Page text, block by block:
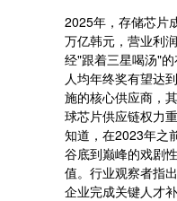
2025年，存储芯片
万亿韩元，营业利
经"跟着三星喝汤"
人均年终奖有望达
施的核心供应商，
球芯片供应链权力
知道，在2023年之
谷底到巅峰的戏剧
值。行业观察者指
企业完成关键人才补